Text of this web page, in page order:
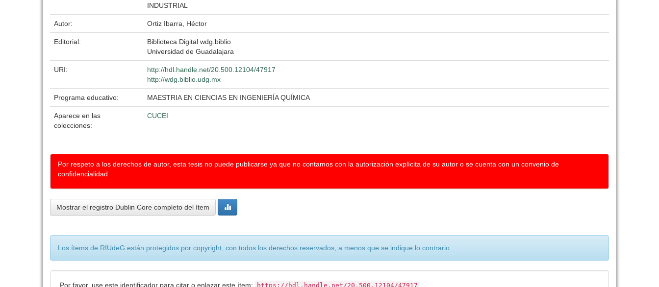
INDUSTRIAL
Autor: Ortiz Ibarra, Héctor
Editorial:
Biblioteca Digital wdg.biblio
Universidad de Guadalajara
URI:
http://hdl.handle.net/20.500.12104/47917
http://wdg.biblio.udg.mx
Programa educativo: MAESTRIA EN CIENCIAS EN INGENIERÍA QUÍMICA
Aparece en las
colecciones:
CUCEI
Por respeto a los derechos de autor, esta tesis no puede publicarse ya que no contamos con la autorización explícita de su autor o se cuenta con un convenio de
confidencialidad
Mostrar el registro Dublin Core completo del ítem
Los ítems de RIUdeG están protegidos por copyright, con todos los derechos reservados, a menos que se indique lo contrario.
Por favor, use este identificador para citar o enlazar este ítem: https://hdl.handle.net/20.500.12104/47917